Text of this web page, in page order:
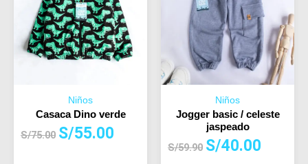
Niños
Casaca Dino verde
S/75.00
El
S/55.00
Niños
Jogger basic / celeste
jaspeado
S/59.90
El
S/40.00